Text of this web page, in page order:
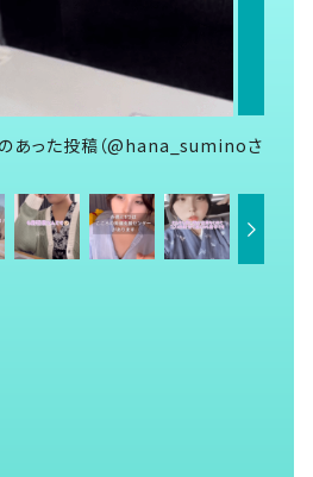
のあった投稿（@hana_suminoさ